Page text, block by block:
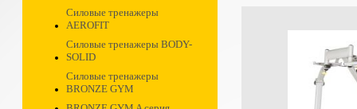
Силовые тренажеры
AEROFIT
Силовые тренажеры BODY-
SOLID
Силовые тренажеры
BRONZE GYM